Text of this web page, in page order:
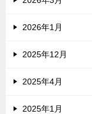
2026年1月
2025年12月
2025年4月
2025年1月